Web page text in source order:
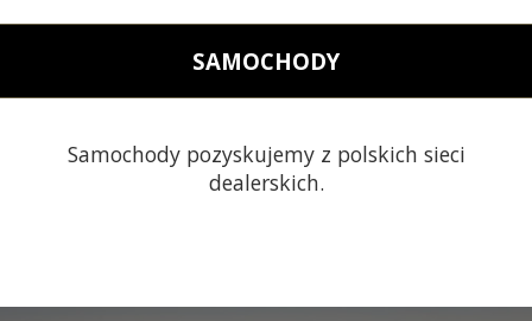
SAMOCHODY
Samochody pozyskujemy z polskich sieci
dealerskich.